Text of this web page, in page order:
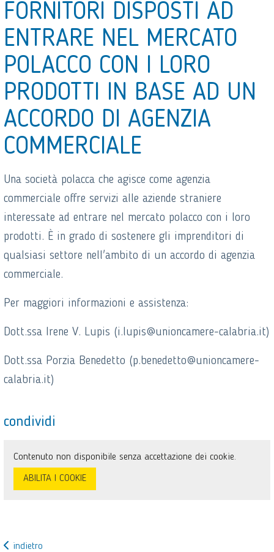
FORNITORI DISPOSTI AD
ENTRARE NEL MERCATO
POLACCO CON I LORO
PRODOTTI IN BASE AD UN
ACCORDO DI AGENZIA
COMMERCIALE
Una società polacca che agisce come agenzia
commerciale offre servizi alle aziende straniere
interessate ad entrare nel mercato polacco con i loro
prodotti. È in grado di sostenere gli imprenditori di
qualsiasi settore nell'ambito di un accordo di agenzia
commerciale.
Per maggiori informazioni e assistenza:
Dott.ssa Irene V. Lupis (i.lupis@unioncamere-calabria.it)
Dott.ssa Porzia Benedetto (p.benedetto@unioncamere-
calabria.it)
condividi
Contenuto non disponibile senza accettazione dei cookie.
ABILITA I COOKIE
indietro